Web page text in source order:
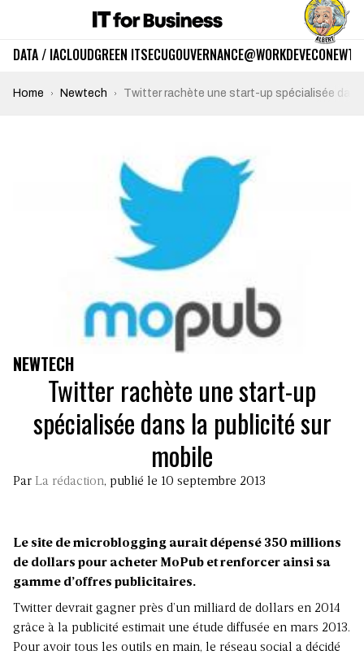
DATA / IACLOUDGREEN ITSECUGOUVERNANCE@WORKDEVECO
Home Newtech Twitter rachète une start-up spécialisée
NEWTECH
Twitter rachète une start-up
spécialisée dans la publicité sur
mobile
Par La rédaction, publié le 10 septembre 2013
Le site de microblogging aurait dépensé 350 millions
de dollars pour acheter MoPub et renforcer ainsi sa
gamme d’offres publicitaires.
Twitter devrait gagner près d’un milliard de dollars en 2014
grâce à la publicité estimait une étude diffusée en mars 2013.
Pour avoir tous les outils en main, le réseau social a décidé